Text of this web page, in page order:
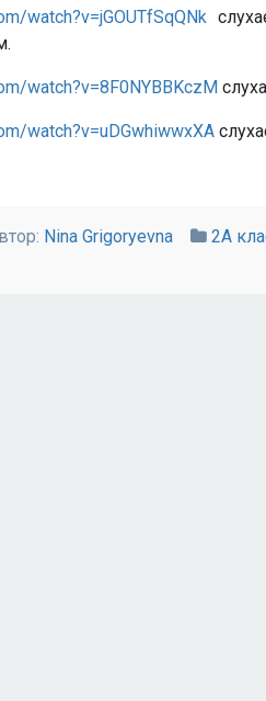
watch?v=jGOUTfSqQNk
watch?v=8F0NYBBKczM
watch?v=uDGwhiwwxXA
Nina Grigoryevna 2А